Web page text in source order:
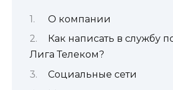
О компании
Как написать в службу
Лига Телеком?
Социальные сети